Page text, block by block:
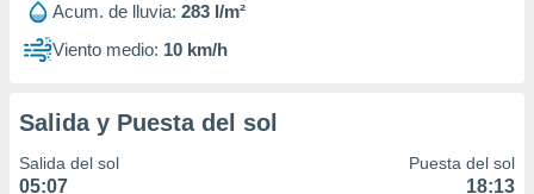
de
Acum. de lluvia: 283 l/m²
Viento medio: 10 km/h
Salida y Puesta del sol
Salida del sol
05:07
Puesta del sol
18:13